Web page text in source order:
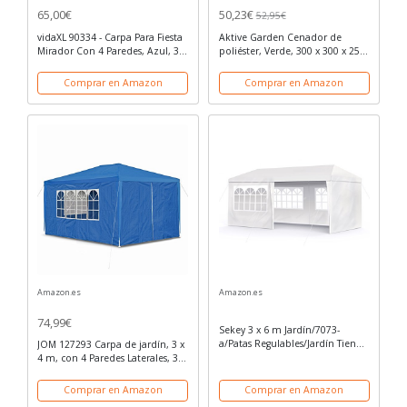
65,00€
vidaXL 90334 - Carpa Para Fiesta
Mirador Con 4 Paredes, Azul, 3 x
Comprar en Amazon
50,23€52,95€
Aktive Garden Cenador de
poliéster, Verde, 300 x 300 x 250
Comprar en Amazon
Amazon.es
74,99€
JOM 127293 Carpa de jardín, 3 x
4 m, con 4 Paredes Laterales, 3
Cremallera, Material PE 100G,
Azul Marino
Comprar en Amazon
Amazon.es
Sekey 3 x 6 m Jardín/7073-
a/Patas Regulables/Jardín Tienda
+, Paredes Laterales, Color
Blanco
Comprar en Amazon